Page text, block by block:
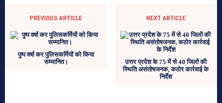
PREVIOUS ARTICLE
पुष्प वर्षा कर पुलिसकर्मियों को किया
सम्मानित।
NEXT ARTICLE
उत्तर प्रदेेश के 75 में से 40 जिलों की
स्थिति असंतोषजनक, कठोर कार्रवाई के
निर्देश